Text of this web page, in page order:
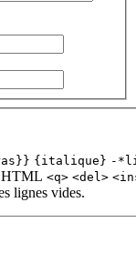
{italique} -
HTML <q> <del>
lignes vides.